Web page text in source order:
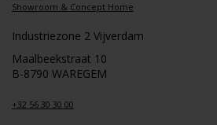
Showroom & Concept Home
Industriezone 2 Vijverdam
Maalbeekstraat 10
B-8790 WAREGEM
+32 56 30 30 00